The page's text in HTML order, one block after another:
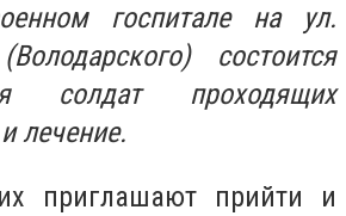
госпитале на ул.
состоится
солдат проходящих
лечение.
приглашают прийти и